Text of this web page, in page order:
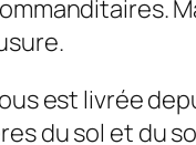
est livrée
du sol et du